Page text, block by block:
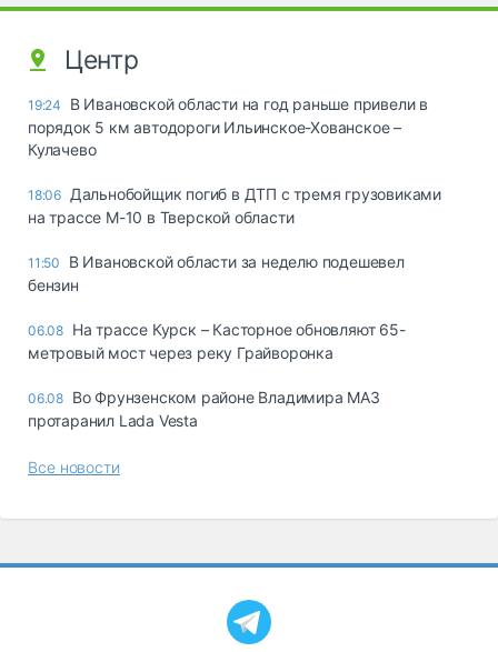
Центр
19:24
В Ивановской области на год раньше привели в
порядок 5 км автодороги Ильинское-Хованское –
Кулачево
18:06 Дальнобойщик погиб в ДТП с тремя грузовиками
на трассе М-10 в Тверской области
11:50
В Ивановской области за неделю подешевел
бензин
06.08 На трассе Курск – Касторное обновляют 65-
метровый мост через реку Грайворонка
06.08 Во Фрунзенском районе Владимира МАЗ
протаранил Lada Vesta
Все новости